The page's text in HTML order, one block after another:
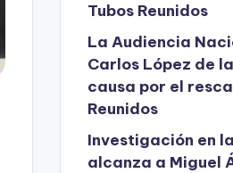
Tubos Reunidos
La Audiencia
Carlos López de
causa por el
Reunidos
Investigación en
alcanza a Miguel